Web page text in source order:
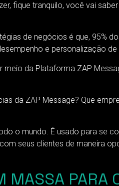
fique tranquilo, você vai
de negócios é que, 95%
e personalização
da Plataforma ZAP
da ZAP Message? Que
o mundo. É usado para se
seus clientes de maneira
MASSA PARA